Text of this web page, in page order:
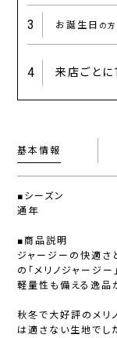
3 お誕生日 の
4 来店ごとに
基本情報
■シーズン
通年
■商品説明
ジャージーの快適さ
の「メリノジャージ
軽量性も備える逸品
秋冬で大好評のメリ
は適さない生地でし